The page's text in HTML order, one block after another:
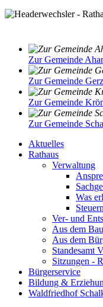
Zur Gemeinde
Zur Gemeinde
Zur Gemeinde
Zur Gemeinde
Aktuelles
Rathaus
Verwaltung
Was
Ver- und
Aus dem
Aus dem
Standesamt
Sitzungen -
Bürgerservice
Bildung &
Waldfriedhof